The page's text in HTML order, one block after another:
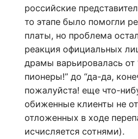
российские
то этапе было помогли
платы, но проблема
реакция официальных
драмы варьировалась от
пионеры!” до “да-да,
пожалуйста! еще что-
обиженные клиенты не
отложенных в ходе
исчисляется сотнями).